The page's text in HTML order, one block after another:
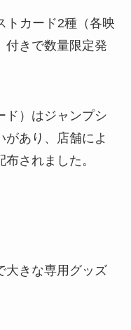
トカード2種（各映
付きで数量限定発
ド）はジャンプシ
があり、店舗によ
されました。
大きな専用グッズ